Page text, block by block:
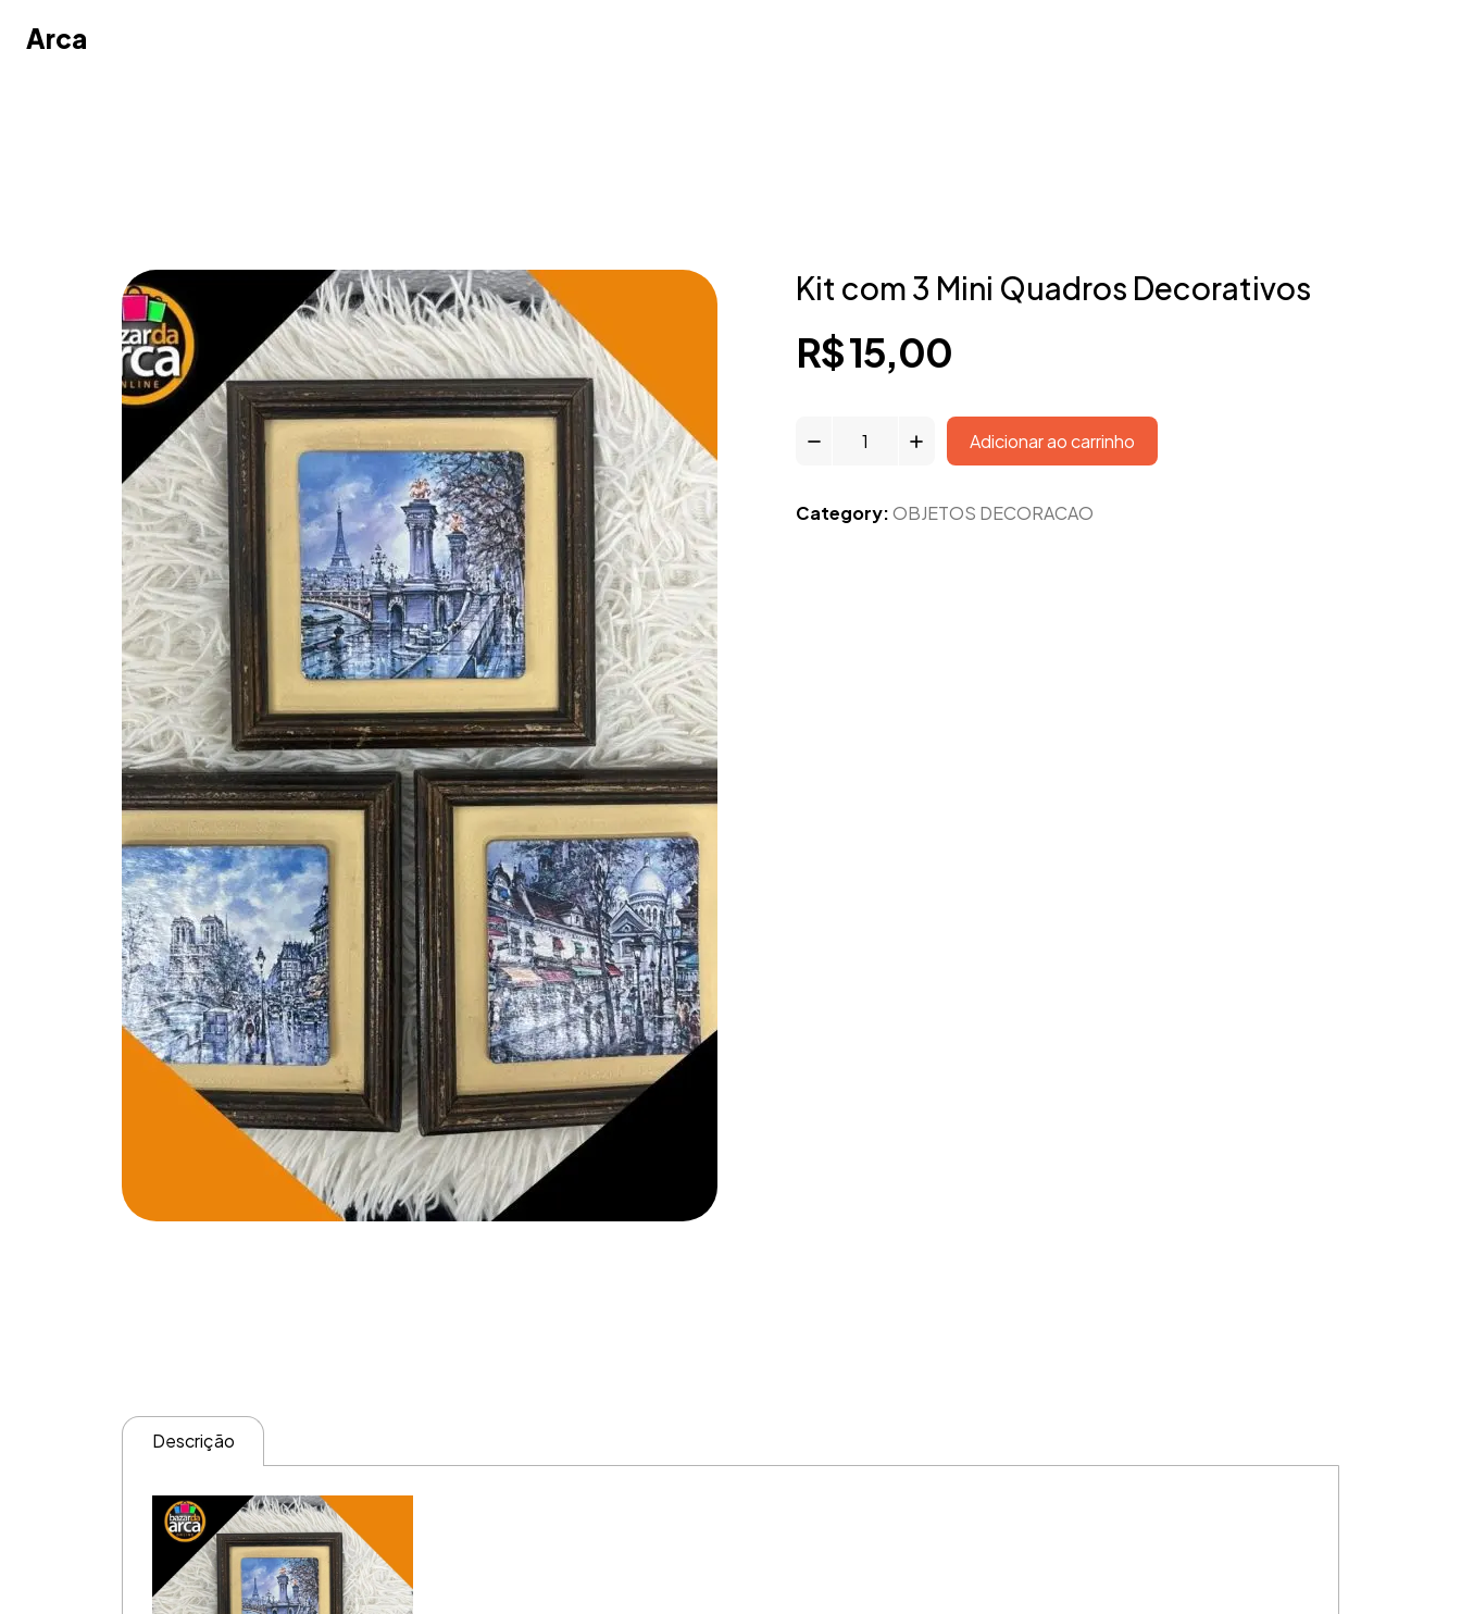
Arca
Arca
Kit com 3 Mini Quadros Decorativos
R$15,00
Adicionar ao carrinho
Category:OBJETOS DECORACAO
Descrição